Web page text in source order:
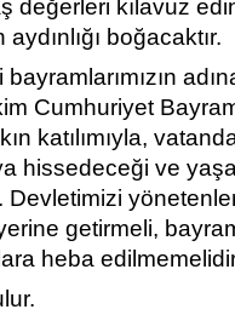
değerleri kılavuz
boğacaktır.
Cumhuriyet
katılımıyla,
hissedeceği ve
Devletimizi
getirmeli,
heba